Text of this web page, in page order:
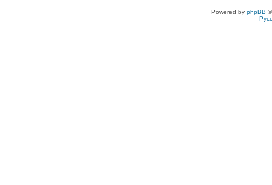
Powered by phpBB